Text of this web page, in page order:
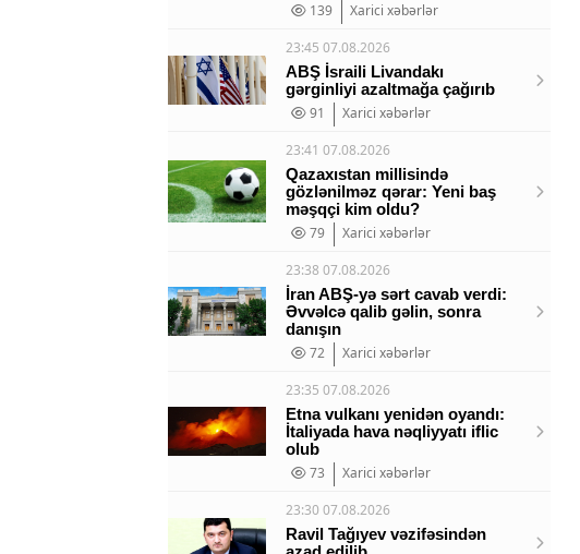
139
Xarici xəbərlər
23:45 07.08.2026
ABŞ İsraili Livandakı
gərginliyi azaltmağa çağırıb
91
Xarici xəbərlər
23:41 07.08.2026
Qazaxıstan millisində
gözlənilməz qərar: Yeni baş
məşqçi kim oldu?
79
Xarici xəbərlər
23:38 07.08.2026
İran ABŞ-yə sərt cavab verdi:
Əvvəlcə qalib gəlin, sonra
danışın
72
Xarici xəbərlər
23:35 07.08.2026
Etna vulkanı yenidən oyandı:
İtaliyada hava nəqliyyatı iflic
olub
73
Xarici xəbərlər
23:30 07.08.2026
Ravil Tağıyev vəzifəsindən